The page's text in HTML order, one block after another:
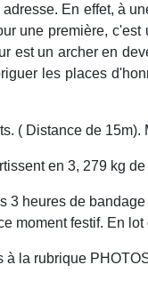
En effet, à
une première,
un archer en
les places
( Distance de 15m).
en 3, 279 kg
heures de
moment festif. En
à la rubrique